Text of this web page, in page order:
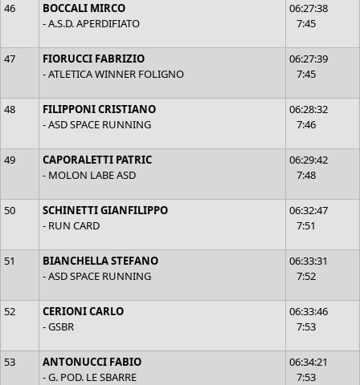
46
BOCCALI MIRCO
- A.S.D. APERDIFIATO
06:27:38
7:45
47
FIORUCCI FABRIZIO
- ATLETICA WINNER FOLIGNO
06:27:39
7:45
48
FILIPPONI CRISTIANO
- ASD SPACE RUNNING
06:28:32
7:46
49
CAPORALETTI PATRIC
- MOLON LABE ASD
06:29:42
7:48
50
SCHINETTI GIANFILIPPO
- RUN CARD
06:32:47
7:51
51
BIANCHELLA STEFANO
- ASD SPACE RUNNING
06:33:31
7:52
52
CERIONI CARLO
- GSBR
06:33:46
7:53
53
ANTONUCCI FABIO
- G. POD. LE SBARRE
06:34:21
7:53